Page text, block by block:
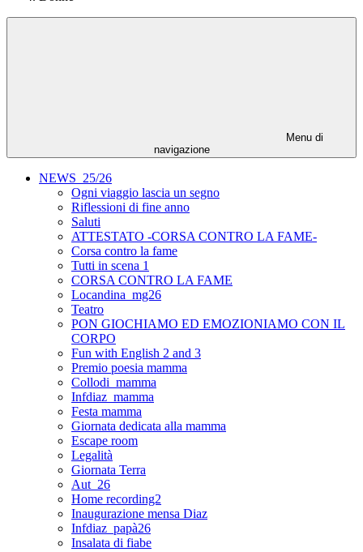
Menu di
navigazione
NEWS_25/26
Ogni viaggio lascia un segno
Riflessioni di fine anno
Saluti
ATTESTATO -CORSA CONTRO LA FAME-
Corsa contro la fame
Tutti in scena 1
CORSA CONTRO LA FAME
Locandina_mg26
Teatro
PON GIOCHIAMO ED EMOZIONIAMO CON IL
CORPO
Fun with English 2 and 3
Premio poesia mamma
Collodi_mamma
Infdiaz_mamma
Festa mamma
Giornata dedicata alla mamma
Escape room
Legalità
Giornata Terra
Aut_26
Home recording2
Inaugurazione mensa Diaz
Infdiaz_papà26
Insalata di fiabe